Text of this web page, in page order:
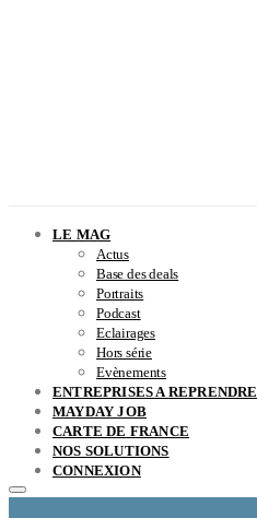
LE MAG
Actus
Base des deals
Portraits
Podcast
Eclairages
Hors série
Evènements
ENTREPRISES A REPRENDRE
MAYDAY JOB
CARTE DE FRANCE
NOS SOLUTIONS
CONNEXION